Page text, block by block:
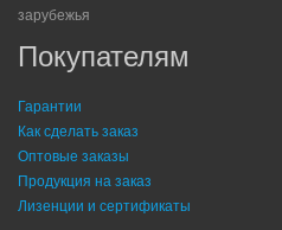
зарубежья
Покупателям
Гарантии
Как сделать заказ
Оптовые заказы
Продукция на заказ
Лизенции и сертификаты